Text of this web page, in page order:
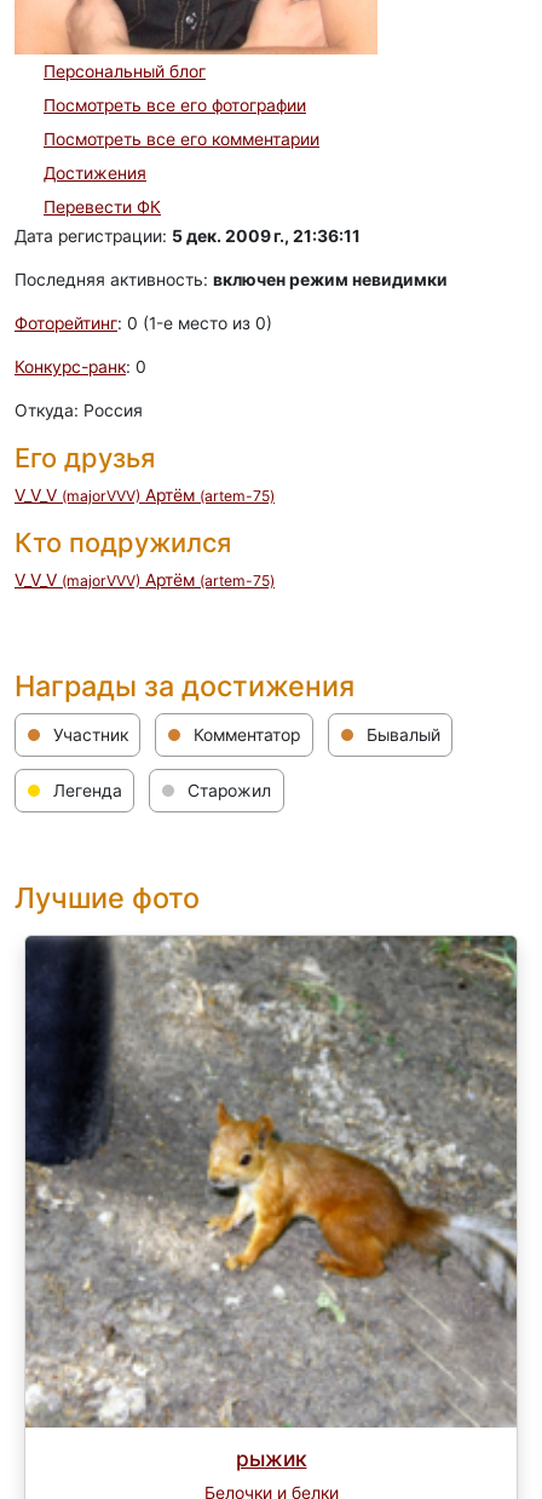
Персональный блог
Посмотреть все его фотографии
Посмотреть все его комментарии
Достижения
Перевести ФК
Дата регистрации: 5 дек. 2009 г., 21:36:11
Последняя активность: включен режим невидимки
Фоторейтинг: 0 (1-e место из 0)
Конкурс-ранк: 0
Откуда: Россия
Его друзья
V_V_V (majorVVV) Артём (artem-75)
Кто подружился
V_V_V (majorVVV) Артём (artem-75)
Награды за достижения
Участник Комментатор Бывалый
Легенда Старожил
Лучшие фото
рыжик
Белочки и белки